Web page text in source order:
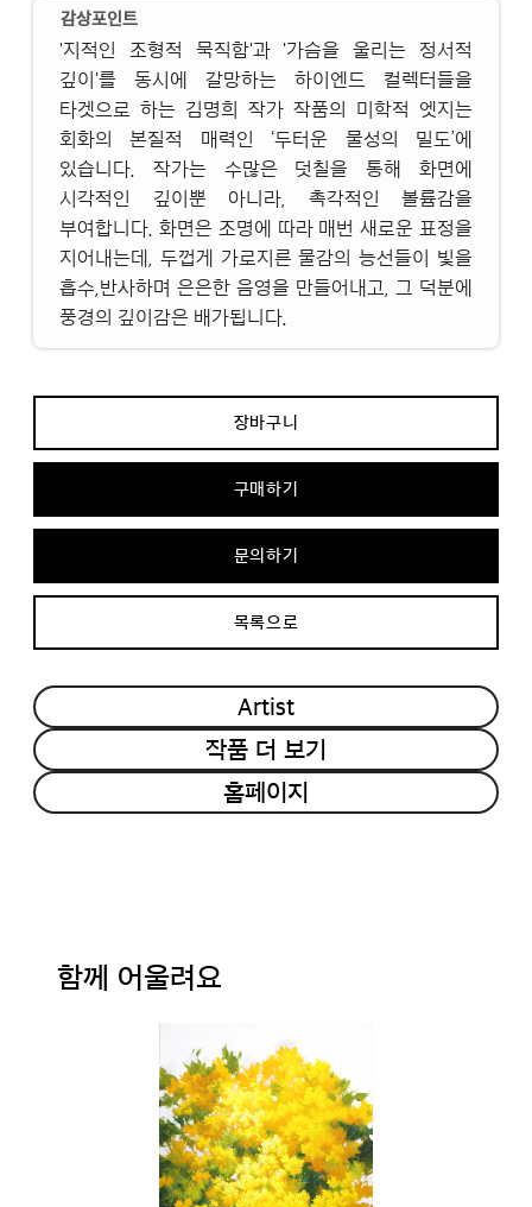
감상포인트
'지적인 조형적 묵직함'과 '가슴을 울리는 정서적
깊이'를 동시에 갈망하는 하이엔드 컬렉터들을
타겟으로 하는 김명희 작가 작품의 미학적 엣지는
회화의 본질적 매력인 ‘두터운 물성의 밀도’에
있습니다. 작가는 수많은 덧칠을 통해 화면에
시각적인 깊이뿐 아니라, 촉각적인 볼륨감을
부여합니다. 화면은 조명에 따라 매번 새로운 표정을
지어내는데, 두껍게 가로지른 물감의 능선들이 빛을
흡수,반사하며 은은한 음영을 만들어내고, 그 덕분에
풍경의 깊이감은 배가됩니다.
장바구니
구매하기
문의하기
목록으로
Artist
작품 더 보기
홈페이지
함께 어울려요